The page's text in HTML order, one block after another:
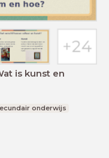
is kunst en
onderwijs